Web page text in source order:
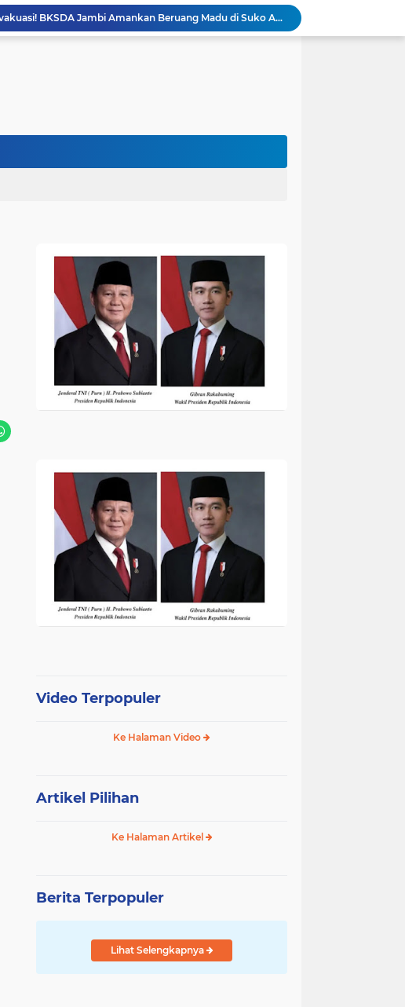
Akhirnya Dievakuasi! BKSDA Jambi Amankan Beruang Madu di Suko Awin Jaya
Penampakan Beruang di Suko Awin Jaya, Kades Idawati: Sudah Lapor BKSDA Jambi
Warga Panca Bakti Lega, Cincin Nyangkut di Jari Berhasil Dilepas Damkar Sungai Bahar`
Video Terpopuler
Ke Halaman Video
Artikel Pilihan
Ke Halaman Artikel
Berita Terpopuler
Lihat Selengkapnya